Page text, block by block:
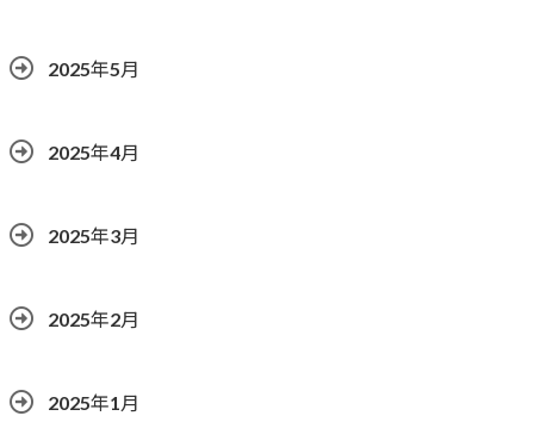
2025年5月
2025年4月
2025年3月
2025年2月
2025年1月